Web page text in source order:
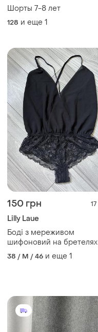
Шорты 7-8 лет
128 и еще 1
150 грн 17
Lilly Laue
Боді з мереживом
шифоновий на бретелях
38 / M / 46 и еще 1